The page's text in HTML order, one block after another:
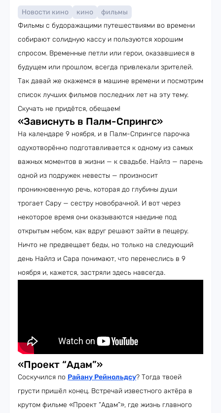
Новости кино кино
фильмы
Фильмы с будоражащими путешествиями во времени
собирают солидную кассу и пользуются хорошим
спросом. Временные петли или герои, оказавшиеся в
будущем или прошлом, всегда привлекали зрителей.
Так давай же окажемся в машине времени и посмотрим
список лучших фильмов последних лет на эту тему.
Скучать не придётся, обещаем!
«Зависнуть в Палм-Спрингс»
На календаре 9 ноября, и в Палм-Спрингсе парочка
одухотворённо подготавливается к одному из самых
важных моментов в жизни — к свадьбе. Найлз — парень
одной из подружек невесты — произносит
проникновенную речь, которая до глубины души
трогает Сару — сестру новобрачной. И вот через
некоторое время они оказываются наедине под
открытым небом, как вдруг решают зайти в пещеру.
Ничто не предвещает беды, но только на следующий
день Найлз и Сара понимают, что перенеслись в 9
ноября и, кажется, застряли здесь навсегда.
«Проект “Адам”»
Соскучился по Райану Рейнольдсу? Тогда твоей
грусти пришёл конец. Встречай известного актёра в
крутом фильме «Проект “Адам”», где жизнь главного